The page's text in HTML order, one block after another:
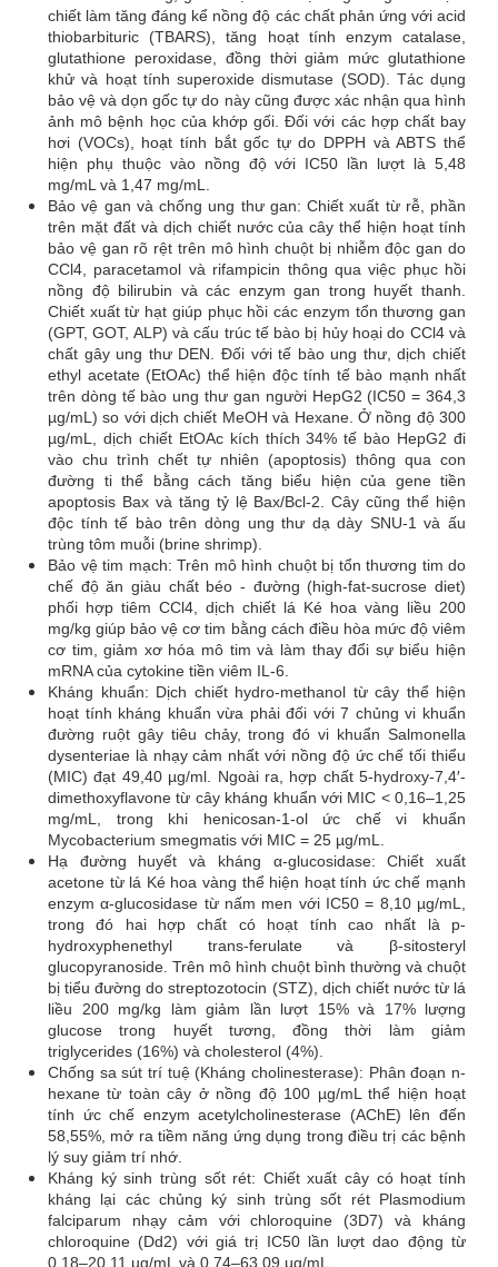
chiết làm tăng đáng kể nồng độ các chất phản ứng với acid
thiobarbituric (TBARS), tăng hoạt tính enzym catalase,
glutathione peroxidase, đồng thời giảm mức glutathione
khử và hoạt tính superoxide dismutase (SOD). Tác dụng
bảo vệ và dọn gốc tự do này cũng được xác nhận qua hình
ảnh mô bệnh học của khớp gối. Đối với các hợp chất bay
hơi (VOCs), hoạt tính bắt gốc tự do DPPH và ABTS thể
hiện phụ thuộc vào nồng độ với IC50 lần lượt là 5,48
mg/mL và 1,47 mg/mL.
Bảo vệ gan và chống ung thư gan: Chiết xuất từ rễ, phần
trên mặt đất và dịch chiết nước của cây thể hiện hoạt tính
bảo vệ gan rõ rệt trên mô hình chuột bị nhiễm độc gan do
CCl4, paracetamol và rifampicin thông qua việc phục hồi
nồng độ bilirubin và các enzym gan trong huyết thanh.
Chiết xuất từ hạt giúp phục hồi các enzym tổn thương gan
(GPT, GOT, ALP) và cấu trúc tế bào bị hủy hoại do CCl4 và
chất gây ung thư DEN. Đối với tế bào ung thư, dịch chiết
ethyl acetate (EtOAc) thể hiện độc tính tế bào mạnh nhất
trên dòng tế bào ung thư gan người HepG2 (IC50 = 364,3
µg/mL) so với dịch chiết MeOH và Hexane. Ở nồng độ 300
µg/mL, dịch chiết EtOAc kích thích 34% tế bào HepG2 đi
vào chu trình chết tự nhiên (apoptosis) thông qua con
đường ti thể bằng cách tăng biểu hiện của gene tiền
apoptosis Bax và tăng tỷ lệ Bax/Bcl-2. Cây cũng thể hiện
độc tính tế bào trên dòng ung thư dạ dày SNU-1 và ấu
trùng tôm muỗi (brine shrimp).
Bảo vệ tim mạch: Trên mô hình chuột bị tổn thương tim do
chế độ ăn giàu chất béo - đường (high-fat-sucrose diet)
phối hợp tiêm CCl4, dịch chiết lá Ké hoa vàng liều 200
mg/kg giúp bảo vệ cơ tim bằng cách điều hòa mức độ viêm
cơ tim, giảm xơ hóa mô tim và làm thay đổi sự biểu hiện
mRNA của cytokine tiền viêm IL-6.
Kháng khuẩn: Dịch chiết hydro-methanol từ cây thể hiện
hoạt tính kháng khuẩn vừa phải đối với 7 chủng vi khuẩn
đường ruột gây tiêu chảy, trong đó vi khuẩn Salmonella
dysenteriae là nhạy cảm nhất với nồng độ ức chế tối thiểu
(MIC) đạt 49,40 µg/ml. Ngoài ra, hợp chất 5-hydroxy-7,4′-
dimethoxyflavone từ cây kháng khuẩn với MIC < 0,16–1,25
mg/mL, trong khi henicosan-1-ol ức chế vi khuẩn
Mycobacterium smegmatis với MIC = 25 µg/mL.
Hạ đường huyết và kháng α-glucosidase: Chiết xuất
acetone từ lá Ké hoa vàng thể hiện hoạt tính ức chế mạnh
enzym α-glucosidase từ nấm men với IC50 = 8,10 µg/mL,
trong đó hai hợp chất có hoạt tính cao nhất là p-
hydroxyphenethyl trans-ferulate và β-sitosteryl
glucopyranoside. Trên mô hình chuột bình thường và chuột
bị tiểu đường do streptozotocin (STZ), dịch chiết nước từ lá
liều 200 mg/kg làm giảm lần lượt 15% và 17% lượng
glucose trong huyết tương, đồng thời làm giảm
triglycerides (16%) và cholesterol (4%).
Chống sa sút trí tuệ (Kháng cholinesterase): Phân đoạn n-
hexane từ toàn cây ở nồng độ 100 µg/mL thể hiện hoạt
tính ức chế enzym acetylcholinesterase (AChE) lên đến
58,55%, mở ra tiềm năng ứng dụng trong điều trị các bệnh
lý suy giảm trí nhớ.
Kháng ký sinh trùng sốt rét: Chiết xuất cây có hoạt tính
kháng lại các chủng ký sinh trùng sốt rét Plasmodium
falciparum nhạy cảm với chloroquine (3D7) và kháng
chloroquine (Dd2) với giá trị IC50 lần lượt dao động từ
0,18–20,11 µg/mL và 0,74–63,09 µg/mL.